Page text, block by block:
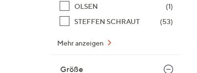
OLSEN
(1)
STEFFEN SCHRAUT
(53)
Mehr anzeigen
Größe